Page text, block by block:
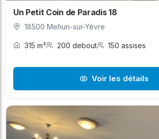
Un Petit Coin de Paradis 18
18500 Mehun-sur-Yèvre
315 m² 200 debout 150 assises
Voir les détails